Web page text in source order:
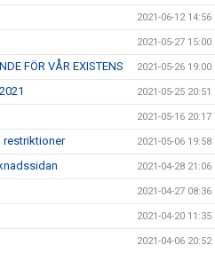
2021-06-12 14:56
2021-05-27 15:00
FÖR VÅR EXISTENS 2021-05-26 19:00
2021-05-25 20:51
2021-05-16 20:17
restriktioner 2021-05-06 19:58
2021-04-28 21:06
2021-04-27 08:36
2021-04-20 11:35
2021-04-06 20:52